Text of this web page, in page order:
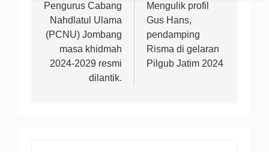
pos
Pengurus Cabang
Nahdlatul Ulama
(PCNU) Jombang
masa khidmah
2024-2029 resmi
dilantik.
Mengulik profil
Gus Hans,
pendamping
Risma di gelaran
Pilgub Jatim 2024